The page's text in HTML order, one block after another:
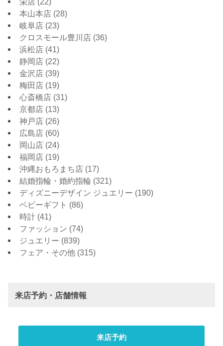
本山本店 (28)
岐阜店 (23)
クロスモール豊川店 (36)
浜松店 (41)
静岡店 (22)
金沢店 (39)
梅田店 (19)
心斎橋店 (31)
京都店 (13)
神戸店 (26)
広島店 (60)
岡山店 (24)
福岡店 (19)
沖縄おもろまち店 (17)
結婚指輪・婚約指輪 (321)
ディズニーデザイン ジュエリー (190)
ベビーギフト (86)
時計 (41)
ファッション (74)
ジュエリー (839)
フェア・その他 (315)
来店予約・店舗情報
来店予約